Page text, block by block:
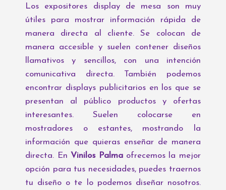
Los expositores display de mesa son muy
útiles para mostrar información rápida de
manera directa al cliente. Se colocan de
manera accesible y suelen contener diseños
llamativos y sencillos, con una intención
comunicativa directa. También podemos
encontrar displays publicitarios en los que se
presentan al público productos y ofertas
interesantes. Suelen colocarse en
mostradores o estantes, mostrando la
información que quieras enseñar de manera
directa. En Vinilos Palmaofrecemos la mejor
opción para tus necesidades, puedes traernos
tu diseño o te lo podemos diseñar nosotros.